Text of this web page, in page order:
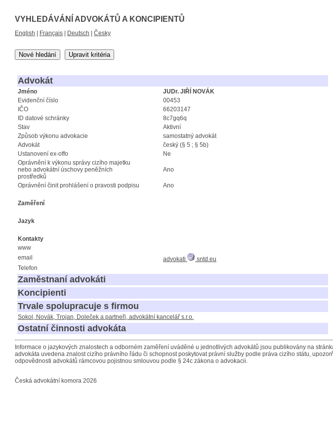
VYHLEDÁVÁNÍ ADVOKÁTŮ A KONCIPIENTŮ
English Français Deutsch Česky
Nové hledání Upravit kritéria
Advokát
Jméno
JUDr. JIŘÍ NOVÁK
Evidenční číslo
00453
IČO
66203147
ID datové schránky
8c7gq6q
Stav
Aktivní
Způsob výkonu advokacie
samostatný advokát
Advokát
český (§ 5 ; § 5b)
Ustanovení ex-offo
Ne
Oprávnění k výkonu správy cizího majetku
nebo advokátní úschovy peněžních
prostředků
Ano
Oprávnění činit prohlášení o pravosti podpisu Ano
Zaměření
Jazyk
Kontakty
www
email
advokati
sntd.eu
Telefon
Zaměstnaní advokáti
Koncipienti
Trvale spolupracuje s firmou
Sokol, Novák, Trojan, Doleček a partneři, advokátní kancelář s.r.o.
Ostatní činnosti advokáta
Informace o jazykových znalostech a odborném zaměření uváděné u jednotlivých advokátů jsou publikovány na
advokáta uvedena znalost cizího právního řádu či schopnost poskytovat právní služby podle práva cizího státu,
odpovědnosti advokátů rámcovou pojistnou smlouvou podle § 24c zákona o advokacii.
Česká advokátní komora 2026